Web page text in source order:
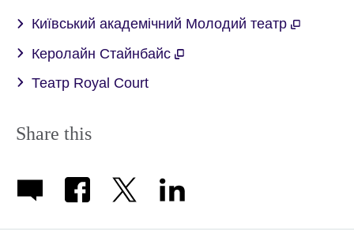
Київський академічний Молодий театр
Керолайн Стайнбайс
Театр Royal Court
Share this